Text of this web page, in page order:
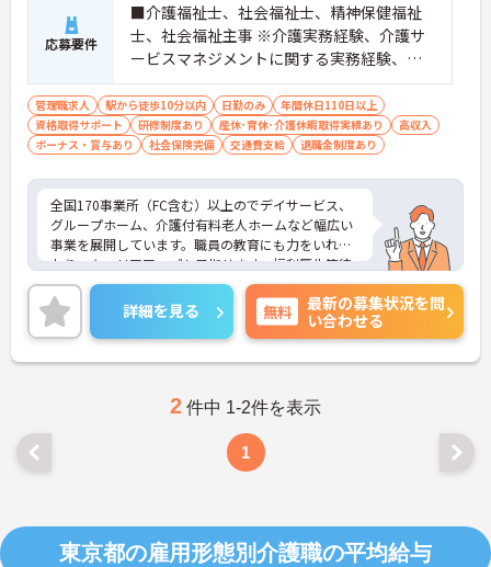
応募要件
■介護福祉士、社会福祉士、精神保健福祉
士、社会福祉主事 ※介護実務経験、介護サ
ービスマネジメントに関する実務経験、運
営マネジメントに関する実務経験、チーム
マネジメントに関する実務経験 ■普通自動
車運転免許（AT可）歓迎
管理職求人 駅から徒歩10分以内 日勤のみ
年間休日110日以上
資格取得サポート
研修制度あり 産休･育休･介護休暇取得実績あり
高収入
ボーナス・賞与あり
社会保険完備 交通費支給 退職金制度あり
全国170事業所（FC含む）以上のでデイサービス、
グループホーム、介護付有料老人ホームなど幅広い
事業を展開しています。職員の教育にも力をいれて
おり、キャリアアップも目指せます。福利厚生等待
遇面の良さも魅力の一つ！ご興味のある方には、面
接対策ポイントなど、さらに詳細をお話しいたしま
すのでお気軽にご相談ください！
詳細を見る 無料
最新の募集状況を問
い合わせる
2 件中 1-2件を表示
1
東京都の雇用形態別介護職の平均給与